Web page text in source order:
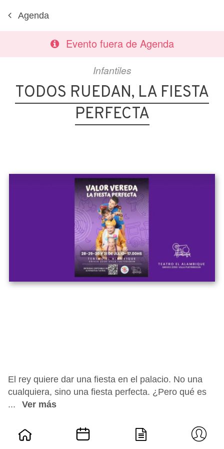
Agenda
Evento fuera de Agenda
Infantiles
TODOS RUEDAN, LA FIESTA
PERFECTA
El rey quiere dar una fiesta en el palacio. No una
cualquiera, sino una fiesta perfecta. ¿Pero qué es
...
Ver más